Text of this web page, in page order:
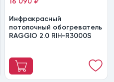
Инфракрасный
потолочный обогреватель
RAGGIO 2.0 RIH-R3000S